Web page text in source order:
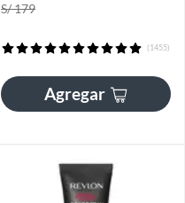
S/ 179
(1455)
Agregar